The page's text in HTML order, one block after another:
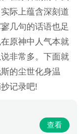
际上蕴含深刻道
几句的话语也足
原神中人气本就
非常多。下面就
的尘世化身温
记录吧!
查看